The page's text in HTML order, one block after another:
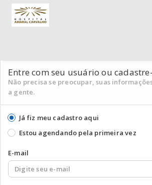
Entre com seu usuário ou
Não precisa se preocupar, suas
a gente.
Já fiz meu cadastro aqui
Estou agendando pela primeira vez
E-mail